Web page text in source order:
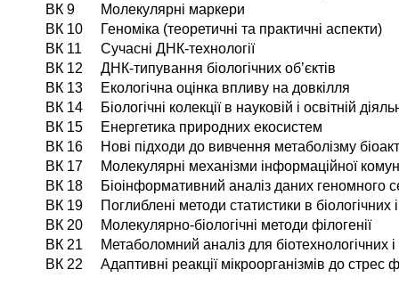
ВК 9
Молекулярні маркери
ВК 10
Геноміка (теоретичні та практичні аспекти)
ВК 11
Сучасні ДНК-технології
ВК 12
ДНК-типування біологічних об’єктів
ВК 13
Екологічна оцінка впливу на довкілля
ВК 14
Біологічні колекції в науковій і освітній
ВК 15
Енергетика природних екосистем
ВК 16
Нові підходи до вивчення метаболізму
ВК 17
Молекулярні механізми інформаційної
ВК 18
Біоінформативний аналіз даних геномного
ВК 19
Поглиблені методи статистики в
ВК 20
Молекулярно-біологічні методи філогенії
ВК 21
Метаболомний аналіз для біотехнологічних
ВК 22
Адаптивні реакції мікроорганізмів до стрес